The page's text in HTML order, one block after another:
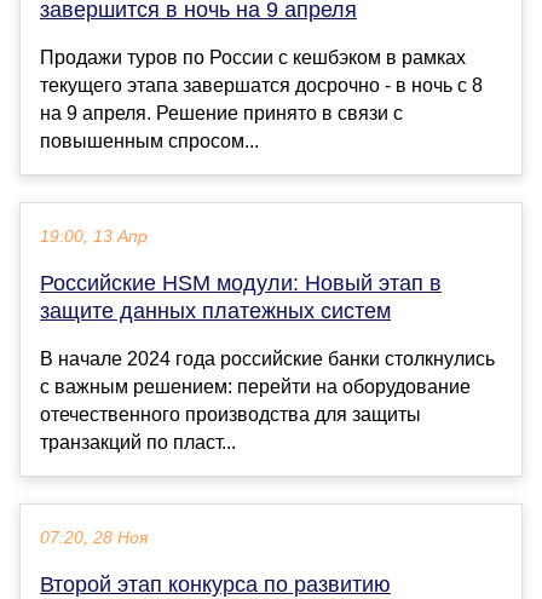
завершится в ночь на 9 апреля
Продажи туров по России с кешбэком в рамках
текущего этапа завершатся досрочно - в ночь с 8
на 9 апреля. Решение принято в связи с
повышенным спросом...
19:00, 13 Апр
Российские HSM модули: Новый этап в
защите данных платежных систем
В начале 2024 года российские банки столкнулись
с важным решением: перейти на оборудование
отечественного производства для защиты
транзакций по пласт...
07:20, 28 Ноя
Второй этап конкурса по развитию